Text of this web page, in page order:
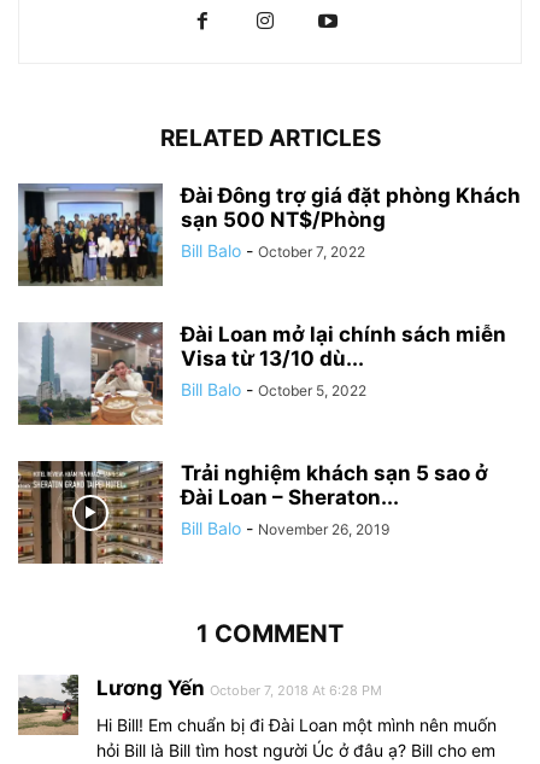
RELATED ARTICLES
Đài Đông trợ giá đặt phòng Khách
sạn 500 NT$/Phòng
Bill Balo - October 7, 2022
Đài Loan mở lại chính sách miễn
Visa từ 13/10 dù...
Bill Balo - October 5, 2022
Trải nghiệm khách sạn 5 sao ở
Đài Loan – Sheraton...
Bill Balo - November 26, 2019
1 COMMENT
Lương Yến October 7, 2018 At 6:28 PM
Hi Bill! Em chuẩn bị đi Đài Loan một mình nên muốn
hỏi Bill là Bill tìm host người Úc ở đâu ạ? Bill cho em